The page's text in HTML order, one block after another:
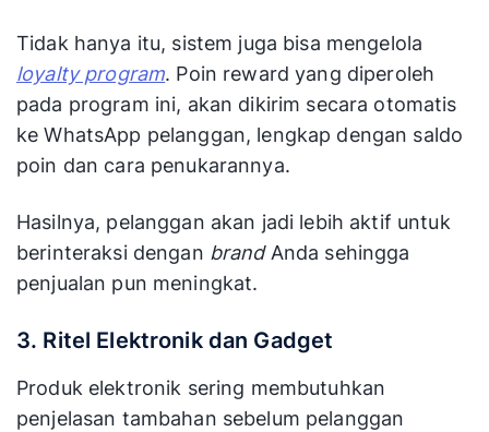
Tidak hanya itu, sistem juga bisa mengelola
loyalty program. Poin reward yang diperoleh
pada program ini, akan dikirim secara otomatis
ke WhatsApp pelanggan, lengkap dengan saldo
poin dan cara penukarannya.
Hasilnya, pelanggan akan jadi lebih aktif untuk
berinteraksi dengan brandAnda sehingga
penjualan pun meningkat.
3. Ritel Elektronik dan Gadget
Produk elektronik sering membutuhkan
penjelasan tambahan sebelum pelanggan